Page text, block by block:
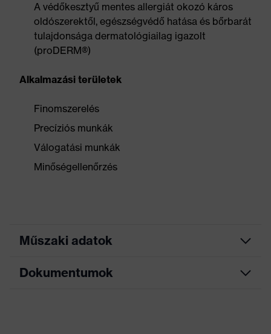
A védőkesztyű mentes allergiát okozó káros
oldószerektől, egészségvédő hatása és bőrbarát
tulajdonsága dermatológiailag igazolt
(proDERM®)
Alkalmazási területek
Finomszerelés
Precíziós munkák
Válogatási munkák
Minőségellenőrzés
Műszaki adatok
Keresőszín (szűrő)
Dokumentumok